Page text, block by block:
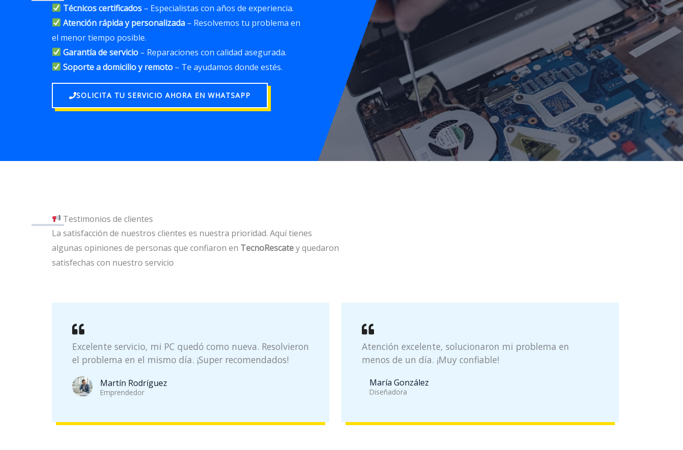
Técnicos certificados – Especialistas con años de experiencia.
Atención rápida y personalizada – Resolvemos tu problema en
el menor tiempo posible.
Garantía de servicio – Reparaciones con calidad asegurada.
Soporte a domicilio y remoto – Te ayudamos donde estés.
SOLICITA TU SERVICIO AHORA EN WHATSAPP
Testimonios de clientes
La satisfacción de nuestros clientes es nuestra prioridad. Aquí tienes
algunas opiniones de personas que confiaron en TecnoRescatey quedaron
satisfechas con nuestro servicio
Excelente servicio, mi PC quedó como nueva. Resolvieron
el problema en el mismo día. ¡Super recomendados!
Martín Rodríguez
Emprendedor​
Atención excelente, solucionaron mi problema en
menos de un día. ¡Muy confiable!
María González
Diseñadora​